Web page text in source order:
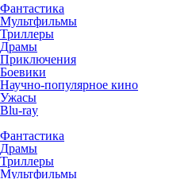
Фантастика
Мультфильмы
Триллеры
Драмы
Приключения
Боевики
Научно-популярное кино
Ужасы
Blu-ray
Фантастика
Драмы
Триллеры
Мультфильмы